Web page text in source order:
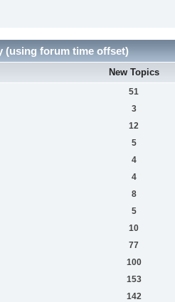
(using forum time offset)
New Topics
51
3
12
5
4
4
8
5
10
77
100
153
142